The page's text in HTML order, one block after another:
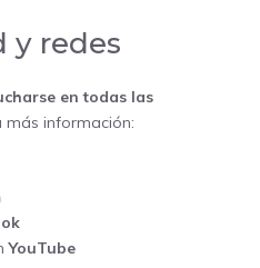
y redes
en todas las
más información:
YouTube